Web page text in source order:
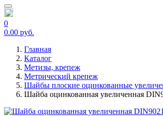
0
0.00 руб.
Главная
Каталог
Метизы, крепеж
Метрический крепеж
Шайбы плоские оцинкованные
Шайба оцинкованная увеличенная